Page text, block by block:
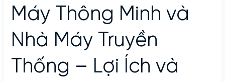
Máy Thông Minh và
Nhà Máy Truyền
Thống – Lợi Ích và
–
Lợi
và
Thức